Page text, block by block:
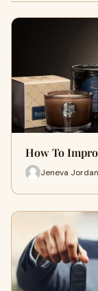
How To
Jeneva